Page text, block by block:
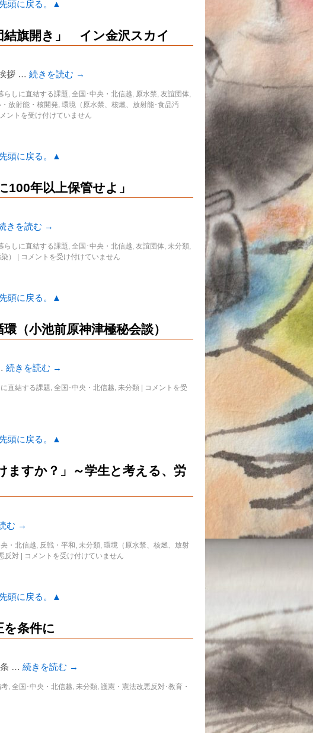
頭に戻る。▲
結旗開き」 イン金沢スカイ
拶 … 続きを読む →
らしに直結する課題, 全国･中央・北信越, 原水禁, 友誼団体,
放射能・核開発, 環境（原水禁、核燃、放射能･食品汚
ントを受け付けていません
頭に戻る。▲
年以上保管せよ」
きを読む →
らしに直結する課題, 全国･中央・北信越, 友誼団体, 未分類,
） コメントを受け付けていません
頭に戻る。▲
（小池前原神津極秘会談）
続きを読む →
直結する課題, 全国･中央・北信越, 未分類
コメントを受
頭に戻る。▲
ますか？」～学生と考える、労
む →
・北信越, 反戦・平和, 未分類, 環境（原水禁、核燃、放射
反対 コメントを受け付けていません
頭に戻る。▲
を条件に
条 … 続きを読む →
, 全国･中央・北信越, 未分類, 護憲・憲法改悪反対･教育・